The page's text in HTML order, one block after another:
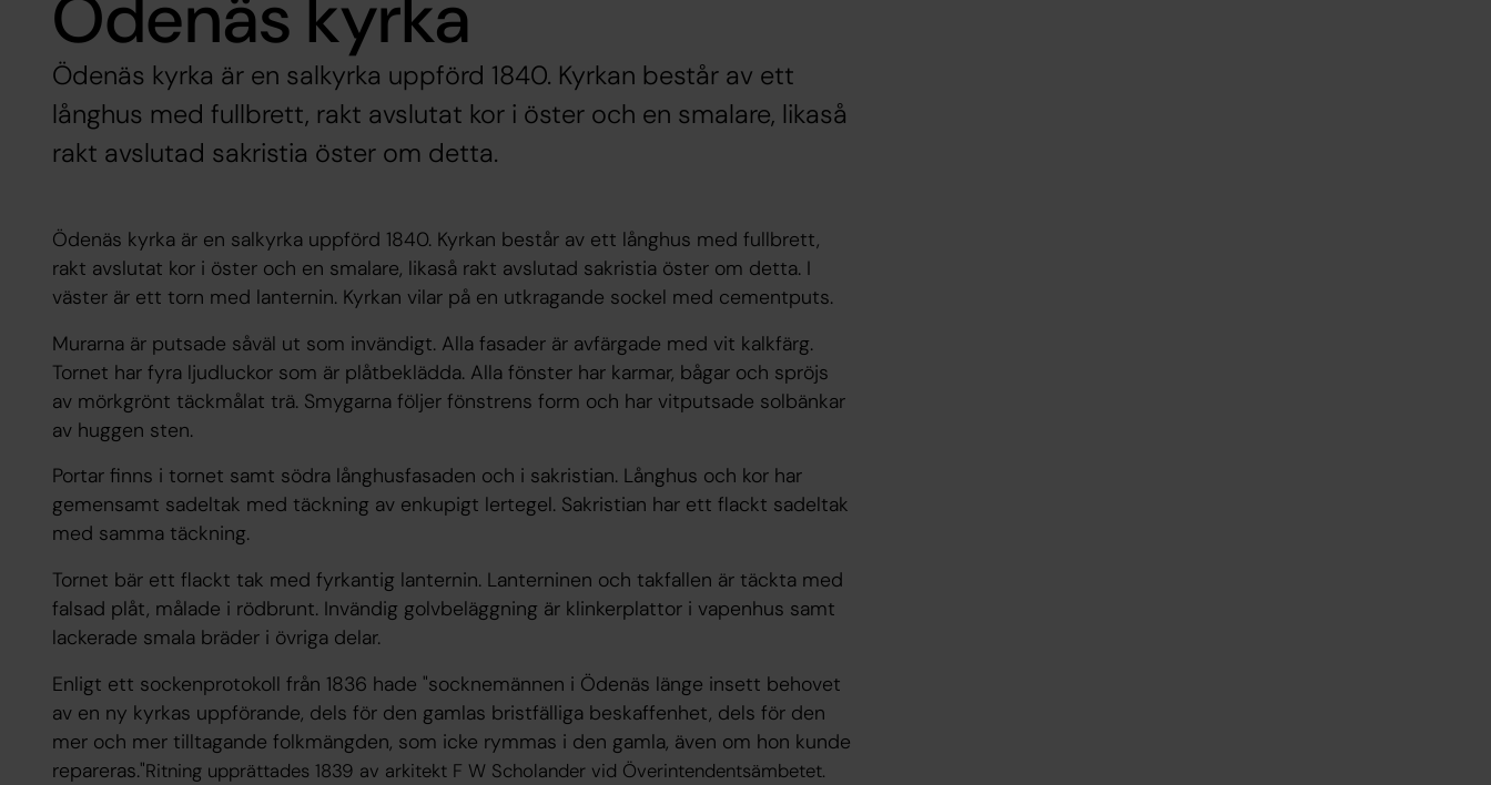
Ödenäs kyrka
Ödenäs kyrka är en salkyrka uppförd 1840. Kyrkan består av ett
långhus med fullbrett, rakt avslutat kor i öster och en smalare, likaså
rakt avslutad sakristia öster om detta.
Ödenäs kyrka är en salkyrka uppförd 1840. Kyrkan består av ett långhus med fullbrett,
rakt avslutat kor i öster och en smalare, likaså rakt avslutad sakristia öster om detta. I
väster är ett torn med lanternin. Kyrkan vilar på en utkragande sockel med cementputs.
Murarna är putsade såväl ut som invändigt. Alla fasader är avfärgade med vit kalkfärg.
Tornet har fyra ljudluckor som är plåtbeklädda. Alla fönster har karmar, bågar och spröjs
av mörkgrönt täckmålat trä. Smygarna följer fönstrens form och har vitputsade solbänkar
av huggen sten.
Portar finns i tornet samt södra långhusfasaden och i sakristian. Långhus och kor har
gemensamt sadeltak med täckning av enkupigt lertegel. Sakristian har ett flackt sadeltak
med samma täckning.
Tornet bär ett flackt tak med fyrkantig lanternin. Lanterninen och takfallen är täckta med
falsad plåt, målade i rödbrunt. Invändig golvbeläggning är klinkerplattor i vapenhus samt
lackerade smala bräder i övriga delar.
Enligt ett sockenprotokoll från 1836 hade "socknemännen i Ödenäs länge insett behovet
av en ny kyrkas uppförande, dels för den gamlas bristfälliga beskaffenhet, dels för den
mer och mer tilltagande folkmängden, som icke rymmas i den gamla, även om hon kunde
repareras."Ritning upprättades 1839 av arkitekt F W Scholander vid Överintendentsämbetet.